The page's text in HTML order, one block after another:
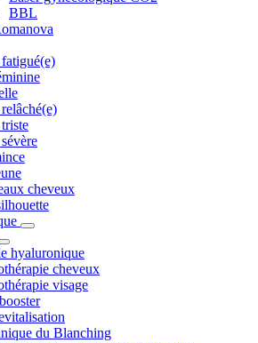
BBL
cheveux
hyaluronique
cheveux
visage
du Blanching